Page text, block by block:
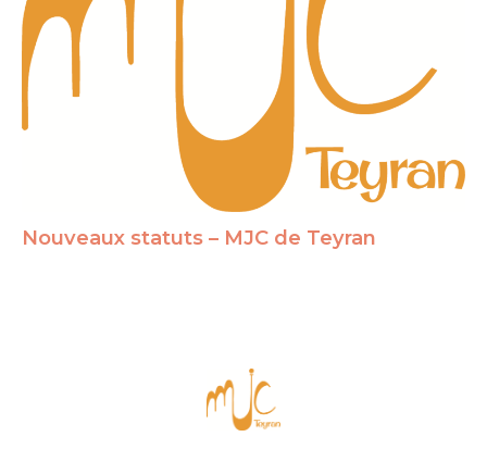
Nouveaux statuts – MJC de Teyran